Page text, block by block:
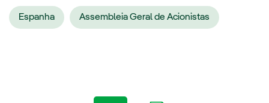
Espanha Assembleia Geral de Acionistas